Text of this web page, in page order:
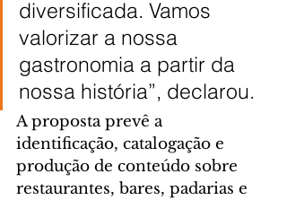
diversificada. Vamos
valorizar a nossa
gastronomia a partir da
nossa história”, declarou.
A proposta prevê a
identificação, catalogação e
produção de conteúdo sobre
restaurantes, bares, padarias e